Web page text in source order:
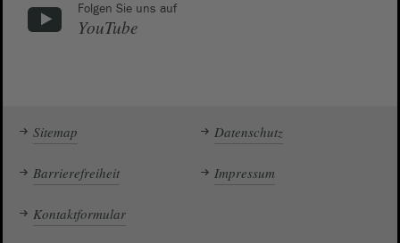
Folgen Sie uns auf
YouTube
Sitemap Datenschutz
Barrierefreiheit Impressum
Kontaktformular